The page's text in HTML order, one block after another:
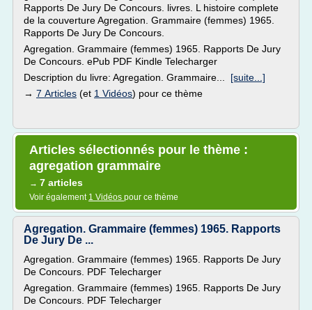
Rapports De Jury De Concours. livres. L histoire complete
de la couverture Agregation. Grammaire (femmes) 1965.
Rapports De Jury De Concours.
Agregation. Grammaire (femmes) 1965. Rapports De Jury
De Concours. ePub PDF Kindle Telecharger
Description du livre: Agregation. Grammaire... [suite...]
→ 7 Articles (et 1 Vidéos) pour ce thème
Articles sélectionnés pour le thème :
agregation grammaire
→ 7 articles
Voir également 1 Vidéos pour ce thème
Agregation. Grammaire (femmes) 1965. Rapports
De Jury De ...
Agregation. Grammaire (femmes) 1965. Rapports De Jury
De Concours. PDF Telecharger
Agregation. Grammaire (femmes) 1965. Rapports De Jury
De Concours. PDF Telecharger